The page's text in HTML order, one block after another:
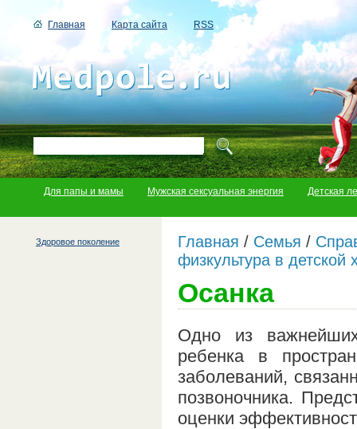
Главная Карта сайта RSS
Для папы и мамы Мужская сексуальная энергия Детская
Здоровое поколение Главная / Семья /
физкультура в детской
Осанка
Одно из
ребенка в
заболеваний,
позвоночника.
оценки